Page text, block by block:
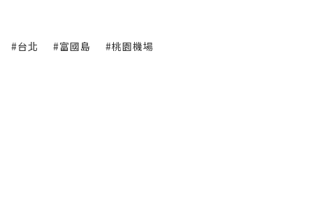
#台北 #富國島 #桃園機場